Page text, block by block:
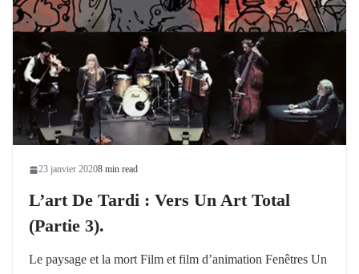
23 janvier 20208 min read
L’art De Tardi : Vers Un Art Total
(partie 3).
Le paysage et la mort Film et film d’animation Fenêtres Un